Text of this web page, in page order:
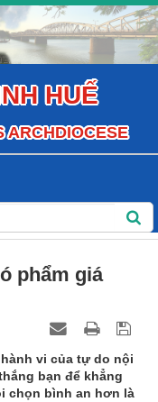
HUẾ
ARCHDIOCESE
phẩm giá
vi của tự do nội
bạn để khẳng
chọn bình an hơn là